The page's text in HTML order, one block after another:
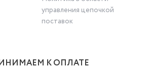
управления цепочкой
поставок
К ОПЛАТЕ